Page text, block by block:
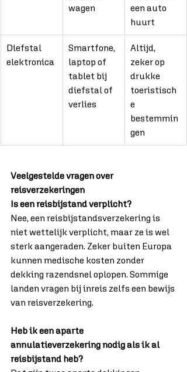
wagen
een auto
huurt
Diefstal
elektronica
Smartfone,
laptop of
tablet bij
diefstal of
verlies
Altijd,
zeker op
drukke
toeristisch
e
bestemmin
gen
Veelgestelde vragen over
reisverzekeringen
Is een reisbijstand verplicht?
Nee, een reisbijstandsverzekering is
niet wettelijk verplicht, maar ze is wel
sterk aangeraden. Zeker buiten Europa
kunnen medische kosten zonder
dekking razendsnel oplopen. Sommige
landen vragen bij inreis zelfs een bewijs
van reisverzekering.
Heb ik een aparte
annulatieverzekering nodig als ik al
reisbijstand heb?